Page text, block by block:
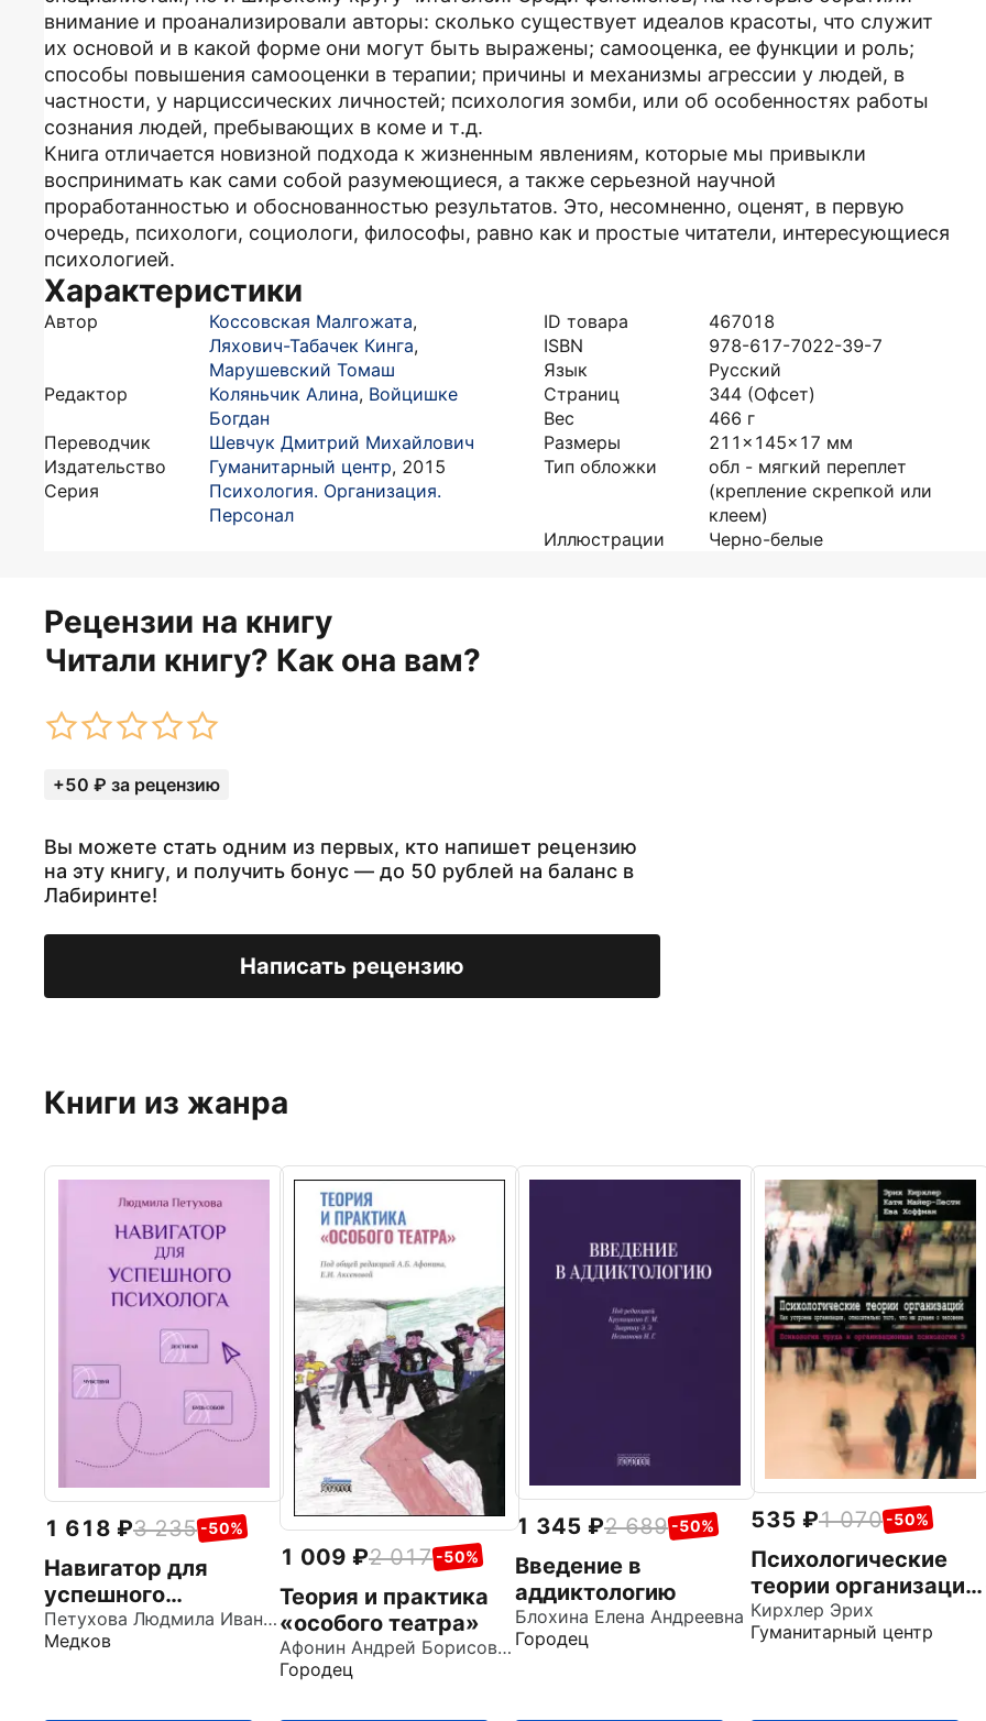
внимание и проанализировали авторы: сколько существует идеалов красоты, что служит
их основой и в какой форме они могут быть выражены; самооценка, ее функции и роль;
способы повышения самооценки в терапии; причины и механизмы агрессии у людей, в
частности, у нарциссических личностей; психология зомби, или об особенностях работы
сознания людей, пребывающих в коме и т.д.
Книга отличается новизной подхода к жизненным явлениям, которые мы привыкли
воспринимать как сами собой разумеющиеся, а также серьезной научной
проработанностью и обоснованностью результатов. Это, несомненно, оценят, в первую
очередь, психологи, социологи, философы, равно как и простые читатели, интересующиеся
психологией.
Характеристики
Автор Коссовская Малгожата,
Ляхович-Табачек Кинга,
Марушевский Томаш
Редактор
Коляньчик Алина, Войцишке
Богдан
Переводчик
Шевчук Дмитрий Михайлович
Издательство
Гуманитарный центр, 2015
Серия
Психология. Организация.
Персонал
ID товара
467018
ISBN
978-617-7022-39-7
Язык
Русский
Страниц
344 (Офсет)
Вес
466 г
Размеры
211x145x17 мм
Тип обложки
обл - мягкий переплет
(крепление скрепкой или
клеем)
Иллюстрации
Черно-белые
Рецензии на книгу
Читали книгу? Как она вам?
+50 ₽ за рецензию
Вы можете стать одним из первых, кто напишет рецензию
на эту книгу, и получить бонус — до 50 рублей на баланс в
Лабиринте!
Написать рецензию
Книги из жанра
1 618 3 235 -50%
Навигатор для
успешного
психолога
Петухова Людмила Ивановна
Медков
1 009 2 017 -50%
Теория и практика
«особого театра»
Афонин Андрей Борисович
Городец
1 345 2 689 -50%
Введение в
аддиктологию
Блохина Елена Андреевна
Городец
535 1 070 -50%
Психологические
теории организаций.
Том 5
Кирхлер Эрих
Гуманитарный центр